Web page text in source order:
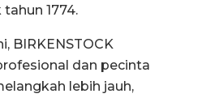
1774.
BIRKENSTOCK
dan pecinta
lebih jauh,